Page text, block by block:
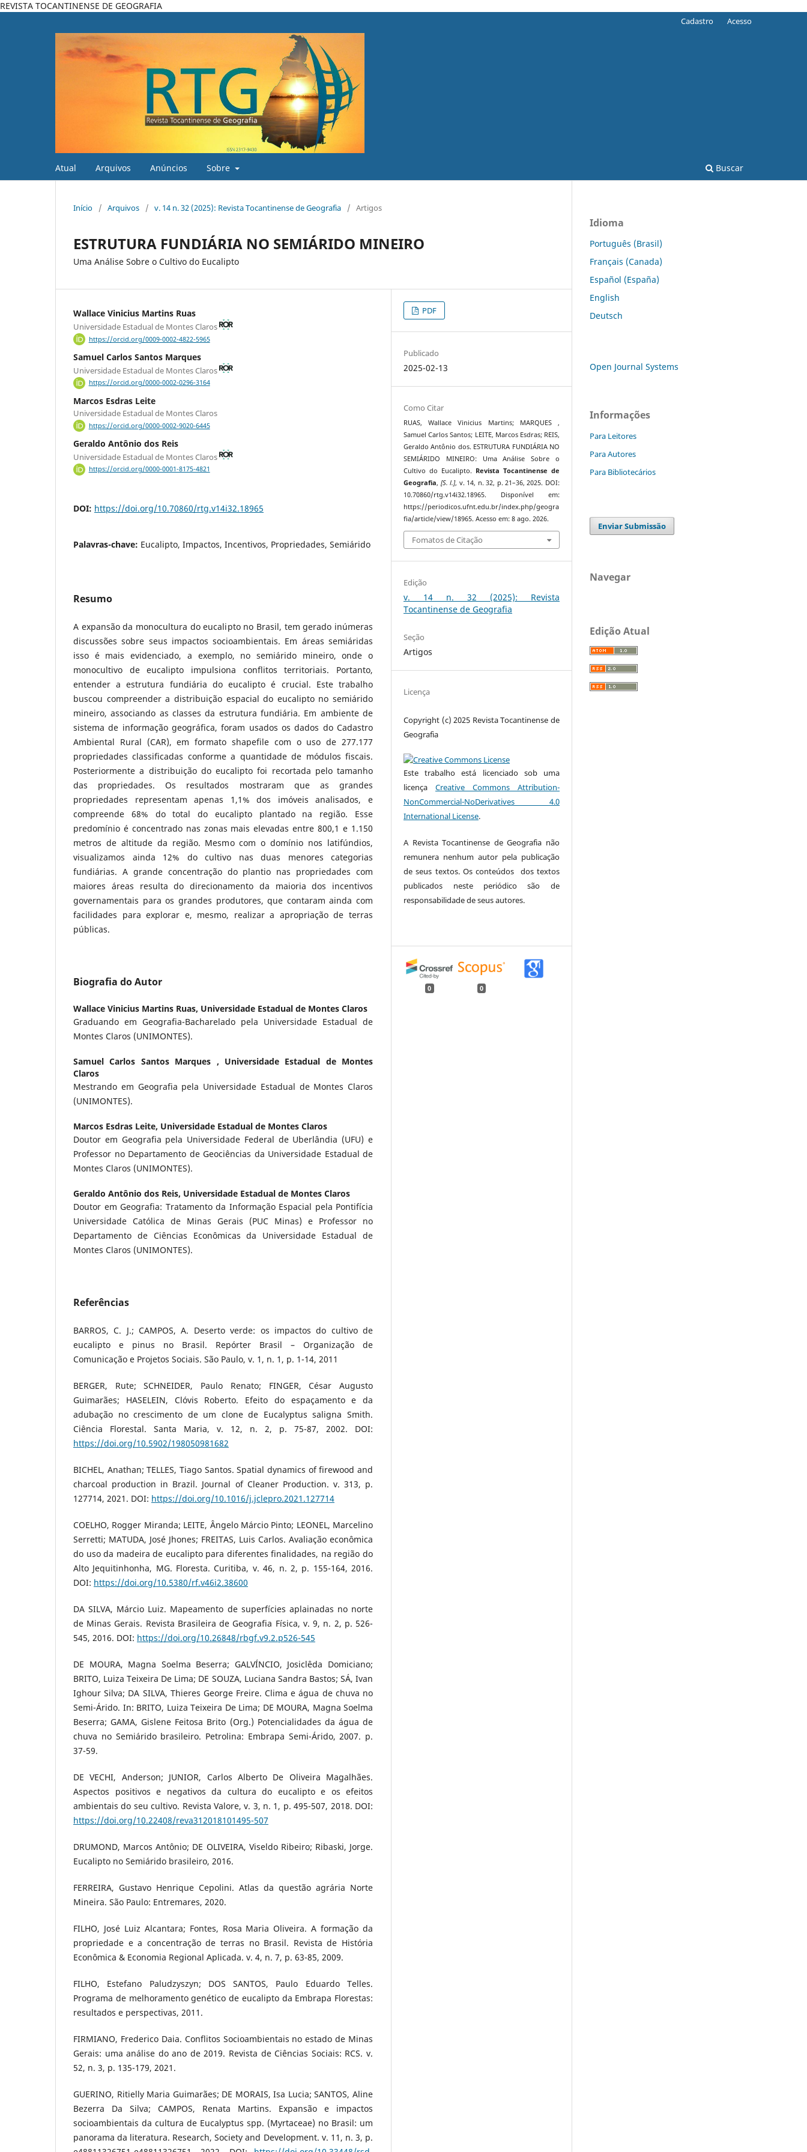
REVISTA TOCANTINENSE DE GEOGRAFIA
Atual Arquivos Anúncios Sobre Buscar
Cadastro Acesso
Início / Arquivos / v. 14 n. 32 (2025): Revista Tocantinense de Geografia / Artigos
ESTRUTURA FUNDIÁRIA NO SEMIÁRIDO MINEIRO
Uma Análise Sobre o Cultivo do Eucalipto
Wallace Vinicius Martins Ruas
Universidade Estadual de Montes Claros
https://orcid.org/0009-0002-4822-5965
Samuel Carlos Santos Marques
Universidade Estadual de Montes Claros
https://orcid.org/0000-0002-0296-3164
Marcos Esdras Leite
Universidade Estadual de Montes Claros
https://orcid.org/0000-0002-9020-6445
Geraldo Antônio dos Reis
Universidade Estadual de Montes Claros
https://orcid.org/0000-0001-8175-4821
DOI: https://doi.org/10.70860/rtg.v14i32.18965
Palavras-chave: Eucalipto, Impactos, Incentivos, Propriedades, Semiárido
Resumo
A expansão da monocultura do eucalipto no Brasil, tem gerado inúmeras
discussões sobre seus impactos socioambientais. Em áreas semiáridas
isso é mais evidenciado, a exemplo, no semiárido mineiro, onde o
monocultivo de eucalipto impulsiona conflitos territoriais. Portanto,
entender a estrutura fundiária do eucalipto é crucial. Este trabalho
buscou compreender a distribuição espacial do eucalipto no semiárido
mineiro, associando as classes da estrutura fundiária. Em ambiente de
sistema de informação geográfica, foram usados os dados do Cadastro
Ambiental Rural (CAR), em formato shapefile com o uso de 277.177
propriedades classificadas conforme a quantidade de módulos fiscais.
Posteriormente a distribuição do eucalipto foi recortada pelo tamanho
das propriedades. Os resultados mostraram que as grandes
propriedades representam apenas 1,1% dos imóveis analisados, e
compreende 68% do total do eucalipto plantado na região. Esse
predomínio é concentrado nas zonas mais elevadas entre 800,1 e 1.150
metros de altitude da região. Mesmo com o domínio nos latifúndios,
visualizamos ainda 12% do cultivo nas duas menores categorias
fundiárias. A grande concentração do plantio nas propriedades com
maiores áreas resulta do direcionamento da maioria dos incentivos
governamentais para os grandes produtores, que contaram ainda com
facilidades para explorar e, mesmo, realizar a apropriação de terras
públicas.
Biografia do Autor
Wallace Vinicius Martins Ruas, Universidade Estadual de Montes Claros
Graduando em Geografia-Bacharelado pela Universidade Estadual de
Montes Claros (UNIMONTES).
Samuel Carlos Santos Marques , Universidade Estadual de Montes
Claros
Mestrando em Geografia pela Universidade Estadual de Montes Claros
(UNIMONTES).
Marcos Esdras Leite, Universidade Estadual de Montes Claros
Doutor em Geografia pela Universidade Federal de Uberlândia (UFU) e
Professor no Departamento de Geociências da Universidade Estadual de
Montes Claros (UNIMONTES).
Geraldo Antônio dos Reis, Universidade Estadual de Montes Claros
Doutor em Geografia: Tratamento da Informação Espacial pela Pontifícia
Universidade Católica de Minas Gerais (PUC Minas) e Professor no
Departamento de Ciências Econômicas da Universidade Estadual de
Montes Claros (UNIMONTES).
Referências
BARROS, C. J.; CAMPOS, A. Deserto verde: os impactos do cultivo de
eucalipto e pinus no Brasil. Repórter Brasil – Organização de
Comunicação e Projetos Sociais. São Paulo, v. 1, n. 1, p. 1-14, 2011
BERGER, Rute; SCHNEIDER, Paulo Renato; FINGER, César Augusto
Guimarães; HASELEIN, Clóvis Roberto. Efeito do espaçamento e da
adubação no crescimento de um clone de Eucalyptus saligna Smith.
Ciência Florestal. Santa Maria, v. 12, n. 2, p. 75-87, 2002. DOI:
https://doi.org/10.5902/198050981682
BICHEL, Anathan; TELLES, Tiago Santos. Spatial dynamics of firewood and
charcoal production in Brazil. Journal of Cleaner Production. v. 313, p.
127714, 2021. DOI: https://doi.org/10.1016/j.jclepro.2021.127714
COELHO, Rogger Miranda; LEITE, Ângelo Márcio Pinto; LEONEL, Marcelino
Serretti; MATUDA, José Jhones; FREITAS, Luis Carlos. Avaliação econômica
do uso da madeira de eucalipto para diferentes finalidades, na região do
Alto Jequitinhonha, MG. Floresta. Curitiba, v. 46, n. 2, p. 155-164, 2016.
DOI: https://doi.org/10.5380/rf.v46i2.38600
DA SILVA, Márcio Luiz. Mapeamento de superfícies aplainadas no norte
de Minas Gerais. Revista Brasileira de Geografia Física, v. 9, n. 2, p. 526-
545, 2016. DOI: https://doi.org/10.26848/rbgf.v9.2.p526-545
DE MOURA, Magna Soelma Beserra; GALVÍNCIO, Josiclêda Domiciano;
BRITO, Luiza Teixeira De Lima; DE SOUZA, Luciana Sandra Bastos; SÁ, Ivan
Ighour Silva; DA SILVA, Thieres George Freire. Clima e água de chuva no
Semi-Árido. In: BRITO, Luiza Teixeira De Lima; DE MOURA, Magna Soelma
Beserra; GAMA, Gislene Feitosa Brito (Org.) Potencialidades da água de
chuva no Semiárido brasileiro. Petrolina: Embrapa Semi-Árido, 2007. p.
37-59.
DE VECHI, Anderson; JUNIOR, Carlos Alberto De Oliveira Magalhães.
Aspectos positivos e negativos da cultura do eucalipto e os efeitos
ambientais do seu cultivo. Revista Valore, v. 3, n. 1, p. 495-507, 2018. DOI:
https://doi.org/10.22408/reva312018101495-507
DRUMOND, Marcos Antônio; DE OLIVEIRA, Viseldo Ribeiro; Ribaski, Jorge.
Eucalipto no Semiárido brasileiro, 2016.
FERREIRA, Gustavo Henrique Cepolini. Atlas da questão agrária Norte
Mineira. São Paulo: Entremares, 2020.
FILHO, José Luiz Alcantara; Fontes, Rosa Maria Oliveira. A formação da
propriedade e a concentração de terras no Brasil. Revista de História
Econômica & Economia Regional Aplicada. v. 4, n. 7, p. 63-85, 2009.
FILHO, Estefano Paludzyszyn; DOS SANTOS, Paulo Eduardo Telles.
Programa de melhoramento genético de eucalipto da Embrapa Florestas:
resultados e perspectivas, 2011.
FIRMIANO, Frederico Daia. Conflitos Socioambientais no estado de Minas
Gerais: uma análise do ano de 2019. Revista de Ciências Sociais: RCS. v.
52, n. 3, p. 135-179, 2021.
GUERINO, Ritielly Maria Guimarães; DE MORAIS, Isa Lucia; SANTOS, Aline
Bezerra Da Silva; CAMPOS, Renata Martins. Expansão e impactos
socioambientais da cultura de Eucalyptus spp. (Myrtaceae) no Brasil: um
panorama da literatura. Research, Society and Development. v. 11, n. 3, p.
PDF
Publicado
2025-02-13
Como Citar
RUAS, Wallace Vinicius Martins; MARQUES ,
Samuel Carlos Santos; LEITE, Marcos Esdras; REIS,
Geraldo Antônio dos. ESTRUTURA FUNDIÁRIA NO
SEMIÁRIDO MINEIRO: Uma Análise Sobre o
Cultivo do Eucalipto. Revista Tocantinense de
Geografia, [S. l.], v. 14, n. 32, p. 21–36, 2025. DOI:
10.70860/rtg.v14i32.18965. Disponível em:
https://periodicos.ufnt.edu.br/index.php/geogra
fia/article/view/18965. Acesso em: 8 ago. 2026.
Fomatos de Citação
Edição
v. 14 n. 32 (2025): Revista
Tocantinense de Geografia
Seção
Artigos
Licença
Copyright (c) 2025 Revista Tocantinense de
Geografia
Este trabalho está licenciado sob uma
licençaCreative Commons Attribution-
NonCommercial-NoDerivatives 4.0
International License.
A Revista Tocantinense de Geografia não
remunera nenhum autor pela publicação
de seus textos. Os conteúdos dos textos
publicados neste periódico são de
responsabilidade de seus autores.
0 0
Idioma
Português (Brasil)
Français (Canada)
Español (España)
English
Deutsch
Open Journal Systems
Informações
Para Leitores
Para Autores
Para Bibliotecários
Enviar Submissão
Navegar
Edição Atual